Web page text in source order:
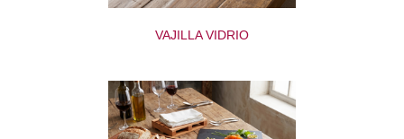
VAJILLA VIDRIO